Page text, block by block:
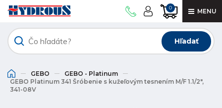
0 MENU
Hľadať
GEBO
GEBO - Platinum
GEBO Platinum 341 Šróbenie s kužeľovým tesnením M/F 1.1/2",
341-08V